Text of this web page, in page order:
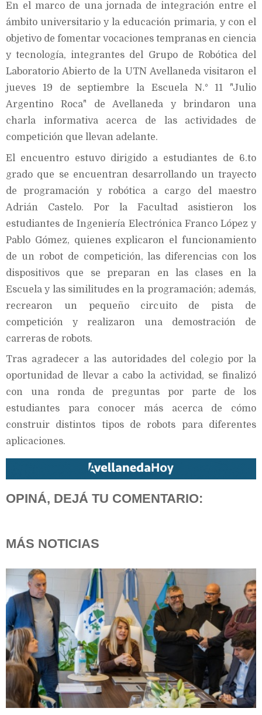
En el marco de una jornada de integración entre el
ámbito universitario y la educación primaria, y con el
objetivo de fomentar vocaciones tempranas en ciencia
y tecnología, integrantes del Grupo de Robótica del
Laboratorio Abierto de la UTN Avellaneda visitaron el
jueves 19 de septiembre la Escuela N.° 11 "Julio
Argentino Roca" de Avellaneda y brindaron una
charla informativa acerca de las actividades de
competición que llevan adelante.
El encuentro estuvo dirigido a estudiantes de 6.to
grado que se encuentran desarrollando un trayecto
de programación y robótica a cargo del maestro
Adrián Castelo. Por la Facultad asistieron los
estudiantes de Ingeniería Electrónica Franco López y
Pablo Gómez, quienes explicaron el funcionamiento
de un robot de competición, las diferencias con los
dispositivos que se preparan en las clases en la
Escuela y las similitudes en la programación; además,
recrearon un pequeño circuito de pista de
competición y realizaron una demostración de
carreras de robots.
Tras agradecer a las autoridades del colegio por la
oportunidad de llevar a cabo la actividad, se finalizó
con una ronda de preguntas por parte de los
estudiantes para conocer más acerca de cómo
construir distintos tipos de robots para diferentes
aplicaciones.
OPINÁ, DEJÁ TU COMENTARIO:
MÁS NOTICIAS